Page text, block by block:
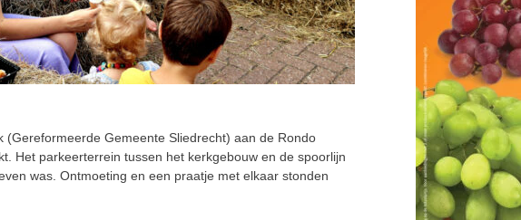
(Gereformeerde Gemeente Sliedrecht) aan de Rondo
Het parkeerterrein tussen het kerkgebouw en de spoorlijn
was. Ontmoeting en een praatje met elkaar stonden